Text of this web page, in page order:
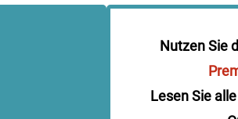
Nutzen Sie
Lesen Sie